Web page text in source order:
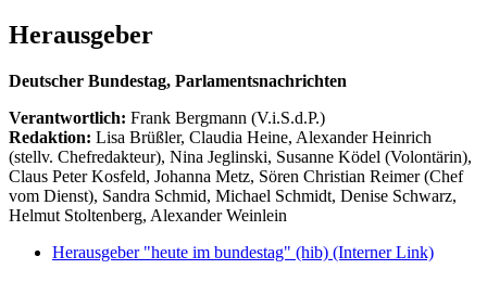
Herausgeber
Deutscher Bundestag, Parlamentsnachrichten
Verantwortlich: Frank Bergmann (V.i.S.d.P.)
Redaktion: Lisa Brüßler, Claudia Heine, Alexander Heinrich
(stellv. Chefredakteur), Nina Jeglinski, Susanne Ködel (Volontärin),
Claus Peter Kosfeld, Johanna Metz, Sören Christian Reimer (Chef
vom Dienst), Sandra Schmid, Michael Schmidt, Denise Schwarz,
Helmut Stoltenberg, Alexander Weinlein
Herausgeber "heute im bundestag" (hib) (Interner Link)